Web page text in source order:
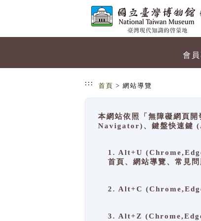
會
::: 首頁 > 網站導覽
本網站依照「無障礙網頁
Navigator)、鍵盤快速鍵
1. Alt+U
首頁、網站導覽、常見問
2. Alt+C
3. Alt+Z